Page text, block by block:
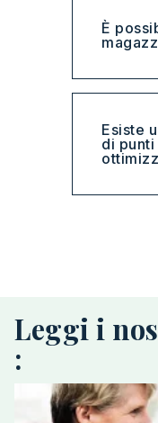
È
Esiste
di
Leggi i
: